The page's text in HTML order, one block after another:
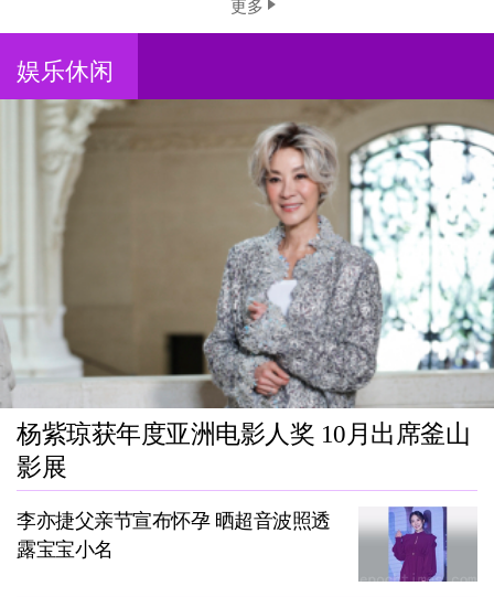
更多
娱乐休闲
杨紫琼获年度亚洲电影人奖 10月出席釜山
影展
李亦捷父亲节宣布怀孕 晒超音波照透
露宝宝小名